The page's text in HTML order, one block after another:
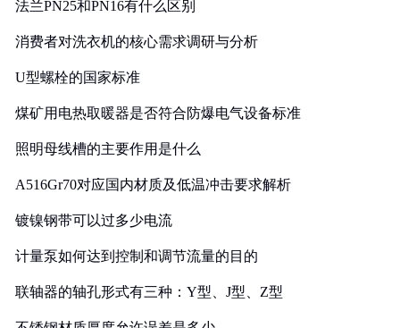
法兰PN25和PN16有什么区别
消费者对洗衣机的核心需求调研与分析
U型螺栓的国家标准
煤矿用电热取暖器是否符合防爆电气设备标准
照明母线槽的主要作用是什么
A516Gr70对应国内材质及低温冲击要求解析
镀镍钢带可以过多少电流
计量泵如何达到控制和调节流量的目的
联轴器的轴孔形式有三种：Y型、J型、Z型